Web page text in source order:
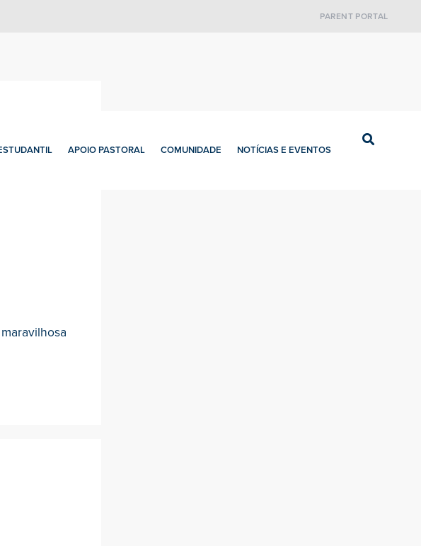
PARENT PORTAL
APOIO PASTORAL COMUNIDADE NOTÍCIAS E EVENTOS